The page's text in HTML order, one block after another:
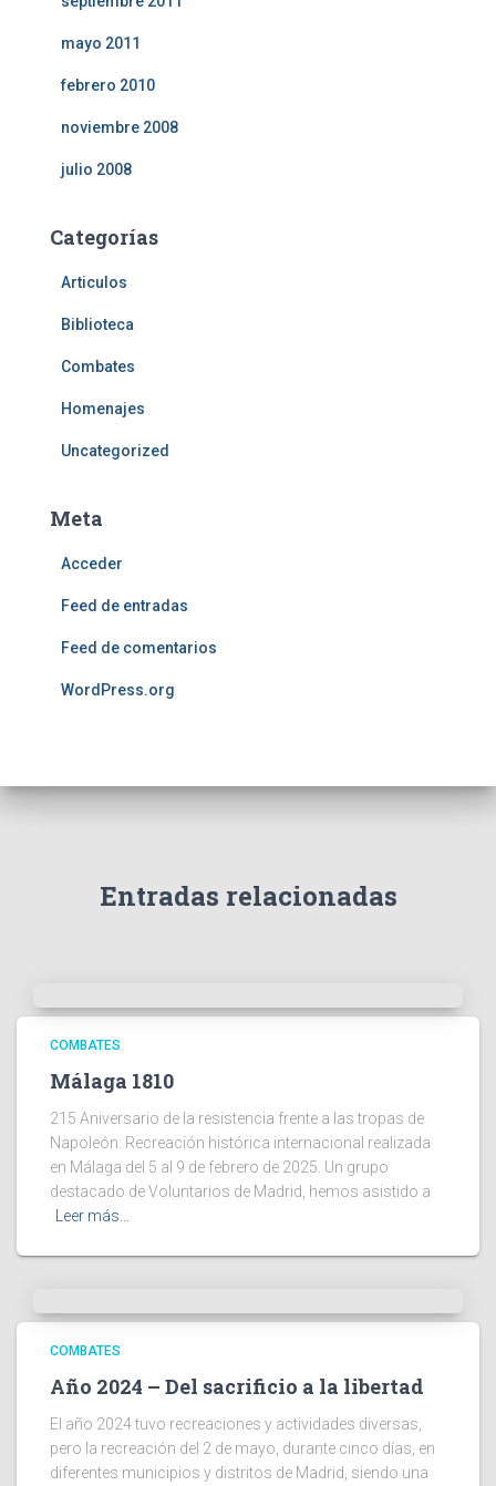
mayo 2011
febrero 2010
noviembre 2008
julio 2008
Categorías
Articulos
Biblioteca
Combates
Homenajes
Uncategorized
Meta
Acceder
Feed de entradas
Feed de comentarios
WordPress.org
Entradas relacionadas
COMBATES
Málaga 1810
215 Aniversario de la resistencia frente a las tropas de
Napoleón. Recreación histórica internacional realizada
en Málaga del 5 al 9 de febrero de 2025. Un grupo
destacado de Voluntarios de Madrid, hemos asistido a
Leer más…
COMBATES
Año 2024 – Del sacrificio a la libertad
El año 2024 tuvo recreaciones y actividades diversas,
pero la recreación del 2 de mayo, durante cinco días, en
diferentes municipios y distritos de Madrid, siendo una